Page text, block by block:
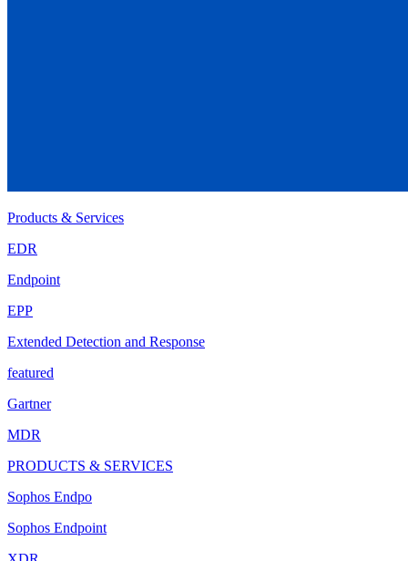
Products & Services
EDR
Endpoint
EPP
Extended Detection and Response
featured
Gartner
MDR
PRODUCTS & SERVICES
Sophos Endpo
Sophos Endpoint